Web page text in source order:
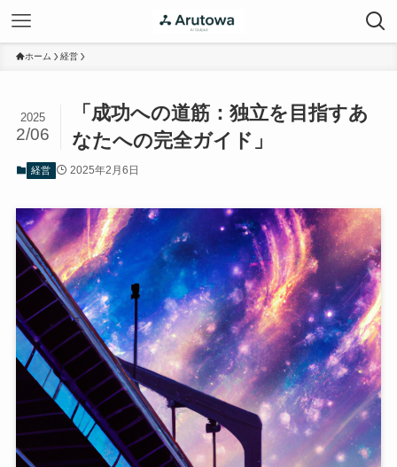
ホーム 経営
「成功への道筋：独立を目指すあ
なたへの完全ガイド」
2025
2/06
経営 2025年2月6日